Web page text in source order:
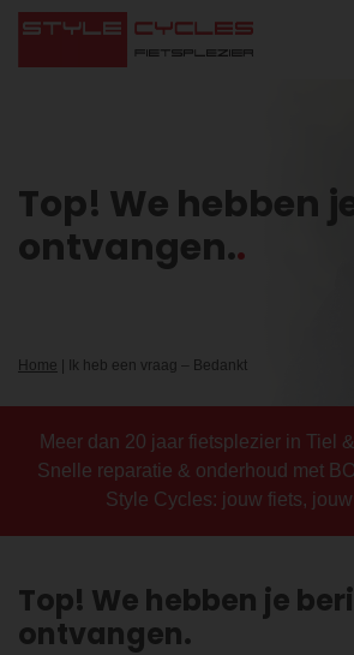
Top! We hebben
ontvangen.
Home Ik heb een vraag – Bedankt
Meer dan 20 jaar fietsplezier in Tiel
Snelle reparatie & onderhoud met
Style Cycles: jouw fiets,
Top! We hebben je
ontvangen.